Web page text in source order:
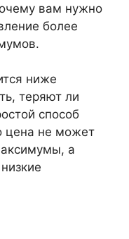
вам нужно
более
ниже
теряют ли
способ
цена не может
а